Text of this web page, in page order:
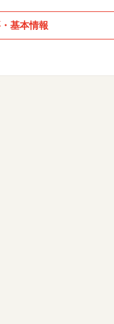
取材／視察・見学
制作室の設備
公募情報
ジュール
のイベント
基本情報